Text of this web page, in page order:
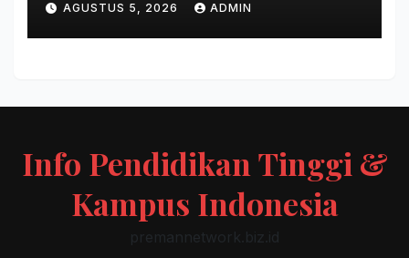
AGUSTUS 5, 2026 ADMIN
Info Pendidikan Tinggi &
Kampus Indonesia
premannetwork.biz.id